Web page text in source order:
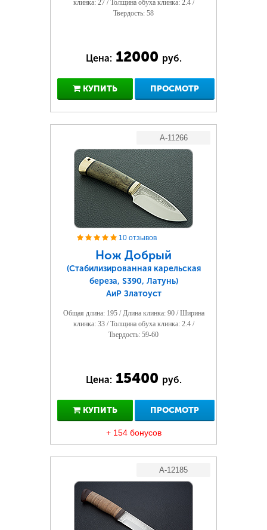
клинка: 27 / Толщина обуха клинка: 2.4 /
Твердость: 58
Цена: 12000 руб.
КУПИТЬ ПРОСМОТР
A-11266
10 отзывов
Нож Добрый
(Стабилизированная карельская
береза, S390, Латунь)
АиР Златоуст
Общая длина: 195 / Длина клинка: 90 / Ширина
клинка: 33 / Толщина обуха клинка: 2.4 /
Твердость: 59-60
Цена: 15400 руб.
КУПИТЬ ПРОСМОТР
+ 154 бонусов
A-12185